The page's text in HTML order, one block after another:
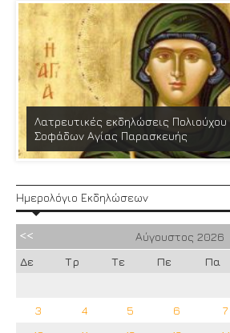
Λατρευτικές εκδηλώσεις Πολιούχου
Σοφάδων Αγίας Παρασκευής
Ημερολόγιο Εκδηλώσεων
Αύγουστος 2026
Δε
Τρ Τε Πε Πα
3
4 5 6 7